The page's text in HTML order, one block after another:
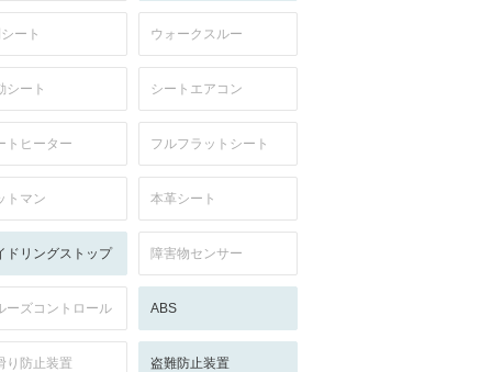
ート ウォークスルー
シート シートエアコン
トヒーター フルフラットシート
トマン 本革シート
ドリングストップ 障害物センサー
ーズコントロール ABS
り防止装置 盗難防止装置